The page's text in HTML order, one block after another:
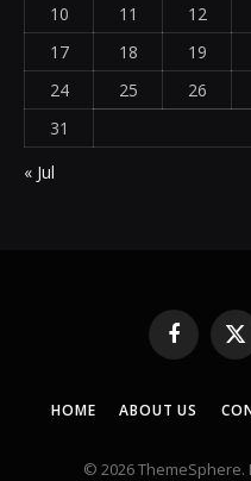
10
11 12
17
18 19
24
25 26
31
« Jul
Facebook
X
HOME ABOUT US
© 2026 ThemeSphere.